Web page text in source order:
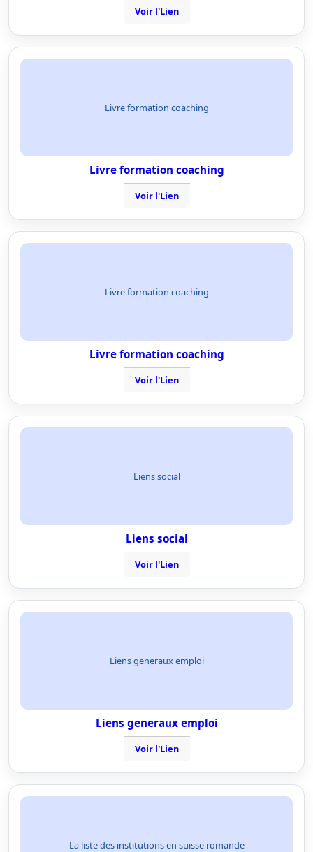
Voir l'Lien
Livre formation coaching
Livre formation coaching
Voir l'Lien
Livre formation coaching
Livre formation coaching
Voir l'Lien
Liens social
Liens social
Voir l'Lien
Liens generaux emploi
Liens generaux emploi
Voir l'Lien
La liste des institutions en suisse romande